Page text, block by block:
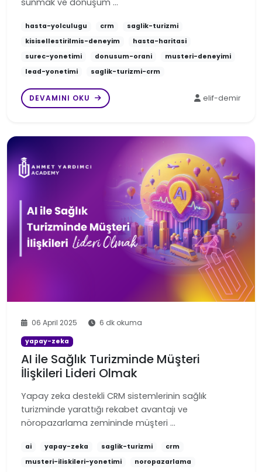
sunmak ve dönüşüm …
hasta-yolculugu crm
saglik-turizmi
kisisellestirilmis-deneyim
hasta-haritasi
surec-yonetimi
donusum-orani
musteri-deneyimi
lead-yonetimi
saglik-turizmi-crm
DEVAMINI OKU elif-demir
06 April 2025 6 dk okuma
yapay-zeka
AI ile Sağlık Turizminde Müşteri
İlişkileri Lideri Olmak
Yapay zeka destekli CRM sistemlerinin sağlık
turizminde yarattığı rekabet avantajı ve
nöropazarlama zemininde müşteri …
ai yapay-zeka saglik-turizmi
crm
musteri-iliskileri-yonetimi
noropazarlama